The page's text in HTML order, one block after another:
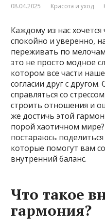
08.04.2025 Красота и уход
Каждому из нас хочется
спокойно и уверенно,
переживать по
это не просто модное
котором все части
согласии друг с
справляться со
строить отношения и
же достичь этой
порой хаотичном мире?
постараюсь
которые помогут вам
внутренний баланс.
Что такое
гармония?